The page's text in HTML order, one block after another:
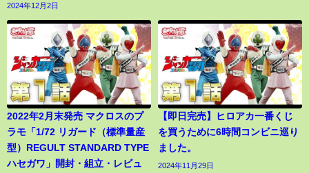
2024年12月2日
2022年2月末発売 マクロスのプ
ラモ「1/72 リガード（標準量産
型）REGULT STANDARD TYPE
ハセガワ」開封・組立・レビュ
【即日完売】ヒロアカ一番くじ
を買うために6時間コンビニ巡り
ました。
2024年11月29日